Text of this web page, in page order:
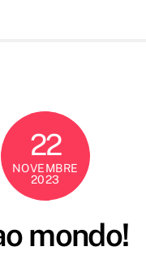
22
NOVEMBRE
2023
mondo!